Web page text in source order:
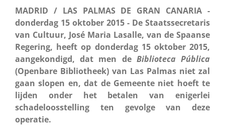
MADRID / LAS PALMAS DE GRAN CANARIA -
donderdag 15 oktober 2015 - De Staatssecretaris
van Cultuur, José Maria Lasalle, van de Spaanse
Regering, heeft op donderdag 15 oktober 2015,
aangekondigd, dat men de Biblioteca Pública
(Openbare Bibliotheek) van Las Palmas niet zal
gaan slopen en, dat de Gemeente niet hoeft te
lijden onder het betalen van enigerlei
schadeloosstelling ten gevolge van deze
operatie.